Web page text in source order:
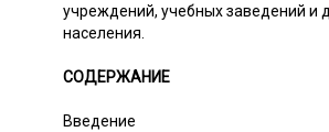
учреждений, учебных заведений и
населения.
СОДЕРЖАНИЕ
Введение